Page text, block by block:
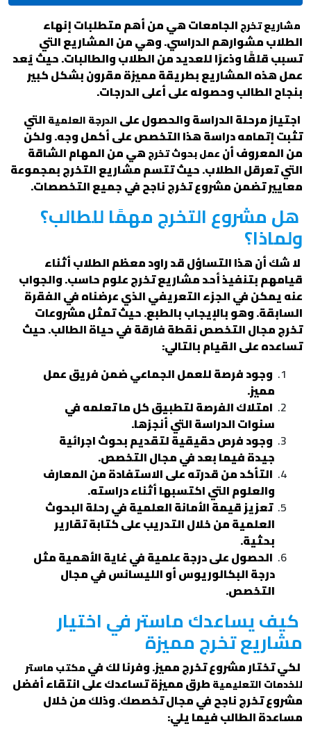
مشاريع تخرجالجامعات هي من أهم متطلبات إنهاء
الطلاب مشوارهم الدراسي. وهي من المشاريع التي
تسبب قلقًا وذعرًا للعديد من الطلاب والطالبات. حيث يُعد
عمل هذه المشاريع بطريقة مميزة مقرون بشكل كبير
بنجاح الطالب وحصوله على أعلى الدرجات.
اجتياز مرحلة الدراسة والحصول علىالدرجة العلميةالتي
تثبت إتمامه دراسة هذا التخصص على أكمل وجه. ولكن
من المعروف أنعمل بحوث تخرجهي من المهام الشاقة
التي تعرقل الطلاب. حيث تتسم مشاريع التخرج بمجموعة
معايير تضمن مشروع تخرج ناجح في جميع التخصصات.
هل مشروع التخرج مهمًا للطالب؟
ولماذا؟
لا شك أن هذا التساؤل قد راود معظم الطلاب أثناء
قيامهم بتنفيذ أحد مشاريع تخرج علوم حاسب. والجواب
عنه يمكن في الجزء التعريفي الذي عرضناه في الفقرة
السابقة. وهو بالإيجاب بالطبع. حيث تمثل مشروعات
تخرج مجال التخصص نقطة فارقة في حياة الطالب. حيث
تساعده على القيام بالتالي:
وجود فرصة للعمل الجماعي ضمن فريق عمل
مميز.
امتلاك الفرصة لتطبيق كل ما تعلمه في
سنوات الدراسة التي أنجزها.
وجود فرص حقيقية لتقديم بحوث اجرائية
جيدة فيما بعد في مجال التخصص.
التأكد من قدرته على الاستفادة من المعارف
والعلوم التي اكتسبها أثناء دراسته.
تعزيز قيمة الأمانة العلمية في رحلة البحوث
العلمية من خلال التدريب على كتابة تقارير
بحثية.
الحصول على درجة علمية في غاية الأهمية مثل
درجة البكالوريوس أو الليسانس في مجال
التخصص.
كيف يساعدك ماستر في اختيار
مشاريع تخرج مميزة
لكي تختار مشروع تخرج مميز. وفرنا لك فيمكتب ماستر
للخدمات التعليميةطرق مميزة تساعدك على انتقاء أفضل
مشروع تخرج ناجح في مجال تخصصك. وذلك من خلال
مساعدة الطالب فيما يلي: